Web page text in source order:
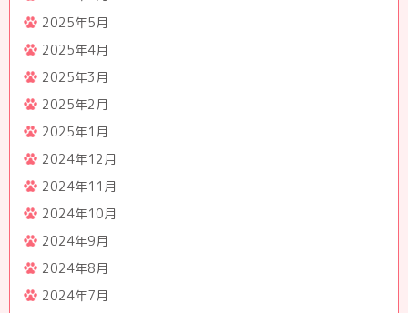
2025年5月
2025年4月
2025年3月
2025年2月
2025年1月
2024年12月
2024年11月
2024年10月
2024年9月
2024年8月
2024年7月